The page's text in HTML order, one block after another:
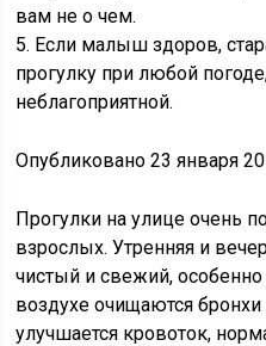
вам не о чем.
5. Если малыш здоров,
прогулку при любой
неблагоприятной.
Опубликовано 23 января
Прогулки на улице очень
взрослых. Утренняя и
чистый и свежий,
воздухе очищаются бронхи
улучшается кровоток,